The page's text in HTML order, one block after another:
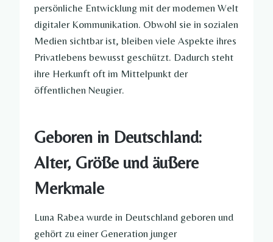
persönliche Entwicklung mit der modernen Welt
digitaler Kommunikation. Obwohl sie in sozialen
Medien sichtbar ist, bleiben viele Aspekte ihres
Privatlebens bewusst geschützt. Dadurch steht
ihre Herkunft oft im Mittelpunkt der
öffentlichen Neugier.
Geboren in Deutschland:
Alter, Größe und äußere
Merkmale
Luna Rabea wurde in Deutschland geboren und
gehört zu einer Generation junger